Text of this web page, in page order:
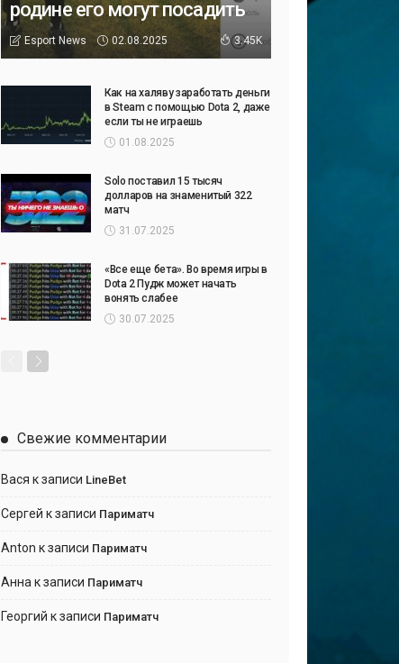
родине его могут посадить
Esport News 02.08.2025 3.45K
Как на халяву заработать деньги
в Steam с помощью Dota 2, даже
если ты не играешь
01.08.2025
Solo поставил 15 тысяч
долларов на знаменитый 322
матч
31.07.2025
«Все еще бета». Во время игры в
Dota 2 Пудж может начать
вонять слабее
30.07.2025
Свежие комментарии
Вася к записи LineBet
Сергей к записи Париматч
Anton к записи Париматч
Анна к записи Париматч
Георгий к записи Париматч